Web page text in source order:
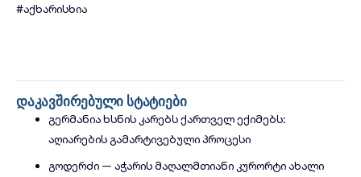
#აქხარისხია
დაკავშირებული სტატიები
გერმანია ხსნის კარებს ქართველ ექიმებს:
აღიარების გამარტივებული პროცესი
გოდერძი — აჭარის მაღალმთიანი კურორტი ახალი